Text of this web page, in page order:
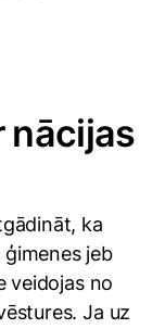
nācijas
ka
jeb
veidojas no
Ja uz